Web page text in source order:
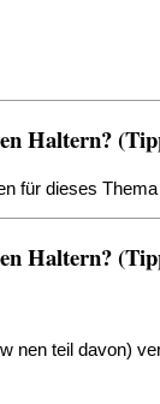
Haltern?
für dieses
Haltern?
nen teil davon)